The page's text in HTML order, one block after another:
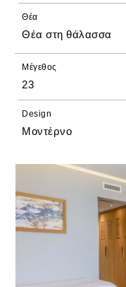
Θέα
Θέα στη θάλασσα
Μέγεθος
23
Design
Μοντέρνο